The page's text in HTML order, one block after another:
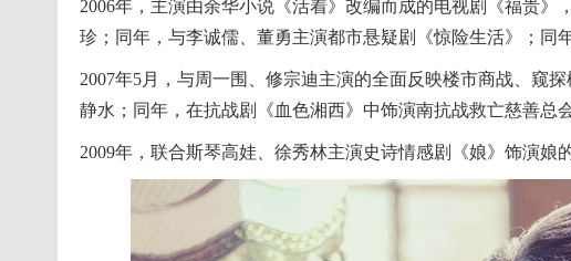
2006年，主演由余华小说《活着》改编而成的电视剧《福贵
珍；同年，与李诚儒、董勇主演都市悬疑剧《惊险生活》；同
2007年5月，与周一围、修宗迪主演的全面反映楼市商战、窥
静水；同年，在抗战剧《血色湘西》中饰演南抗战救亡慈善总
2009年，联合斯琴高娃、徐秀林主演史诗情感剧《娘》饰演娘